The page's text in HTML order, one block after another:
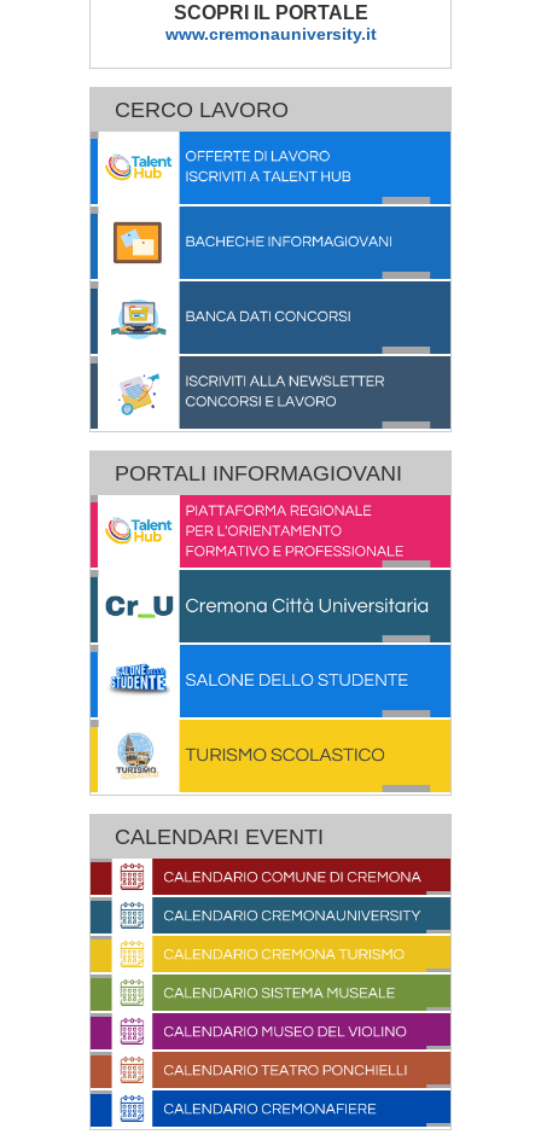
SCOPRI IL PORTALE
www.cremonauniversity.it
CERCO LAVORO
PORTALI INFORMAGIOVANI
CALENDARI EVENTI